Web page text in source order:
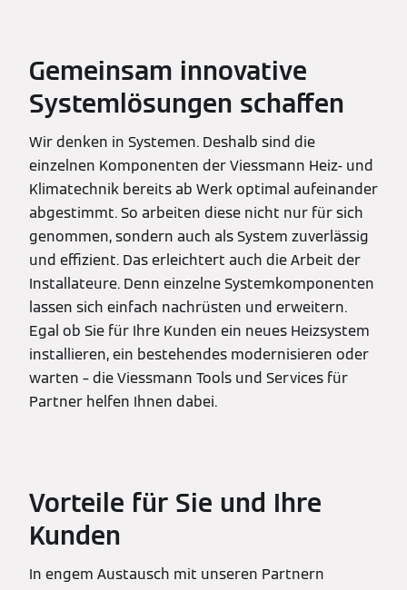
Gemeinsam innovative
Systemlösungen schaffen
Wir denken in Systemen. Deshalb sind die
einzelnen Komponenten der Viessmann Heiz- und
Klimatechnik bereits ab Werk optimal aufeinander
abgestimmt. So arbeiten diese nicht nur für sich
genommen, sondern auch als System zuverlässig
und effizient. Das erleichtert auch die Arbeit der
Installateure. Denn einzelne Systemkomponenten
lassen sich einfach nachrüsten und erweitern.
Egal ob Sie für Ihre Kunden ein neues Heizsystem
installieren, ein bestehendes modernisieren oder
warten – die Viessmann Tools und Services für
Partner helfen Ihnen dabei.
Vorteile für Sie und Ihre
Kunden
In engem Austausch mit unseren Partnern